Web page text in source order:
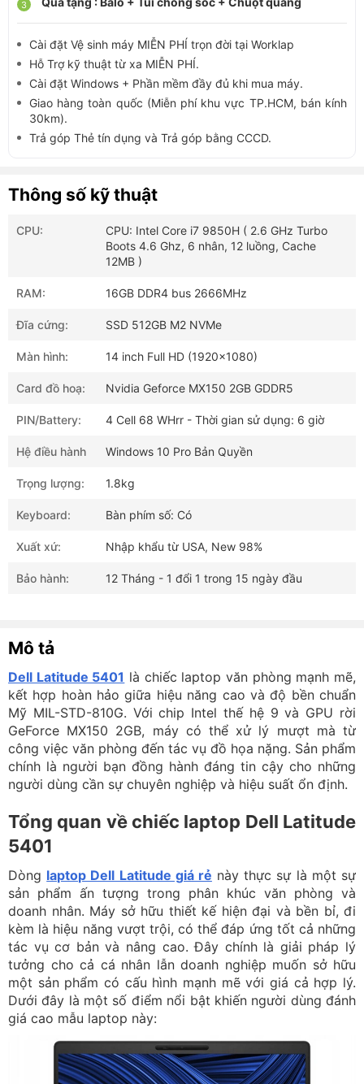
Cài đặt Vệ sinh máy MIỄN PHÍ trọn đời tại Worklap
Hỗ Trợ kỹ thuật từ xa MIỄN PHÍ.
Cài đặt Windows + Phần mềm đầy đủ khi mua máy.
Giao hàng toàn quốc (Miễn phí khu vực TP.HCM, bán kính
30km).
Trả góp Thẻ tín dụng và Trả góp bằng CCCD.
Mô tả
Dell Latitude 5401 là chiếc laptop văn phòng mạnh mẽ,
kết hợp hoàn hảo giữa hiệu năng cao và độ bền chuẩn
Mỹ MIL-STD-810G. Với chip Intel thế hệ 9 và GPU rời
GeForce MX150 2GB, máy có thể xử lý mượt mà từ
công việc văn phòng đến tác vụ đồ họa nặng. Sản phẩm
chính là người bạn đồng hành đáng tin cậy cho những
người dùng cần sự chuyên nghiệp và hiệu suất ổn định.
Tổng quan về chiếc laptop Dell Latitude
5401
Dòng laptop Dell Latitude giá rẻ này thực sự là một sự
sản phẩm ấn tượng trong phân khúc văn phòng và
doanh nhân. Máy sở hữu thiết kế hiện đại và bền bỉ, đi
kèm là hiệu năng vượt trội, có thể đáp ứng tốt cả những
tác vụ cơ bản và nâng cao. Đây chính là giải pháp lý
tưởng cho cả cá nhân lẫn doanh nghiệp muốn sở hữu
một sản phẩm có cấu hình mạnh mẽ với giá cả hợp lý.
Dưới đây là một số điểm nổi bật khiến người dùng đánh
giá cao mẫu laptop này:
Thông số kỹ thuật
CPU:
CPU: Intel Core i7 9850H ( 2.6 GHz Turbo
Boots 4.6 Ghz, 6 nhân, 12 luồng, Cache
12MB )
RAM: 16GB DDR4 bus 2666MHz
Đĩa cứng: SSD 512GB M2 NVMe
Màn hình: 14 inch Full HD (1920x1080)
Card đồ hoạ: Nvidia Geforce MX150 2GB GDDR5
PIN/Battery: 4 Cell 68 WHrr - Thời gian sử dụng: 6 giờ
Hệ điều hành Windows 10 Pro Bản Quyền
Trọng lượng: 1.8kg
Keyboard: Bàn phím số: Có
Xuất xứ: Nhập khẩu từ USA, New 98%
Bảo hành: 12 Tháng - 1 đổi 1 trong 15 ngày đầu